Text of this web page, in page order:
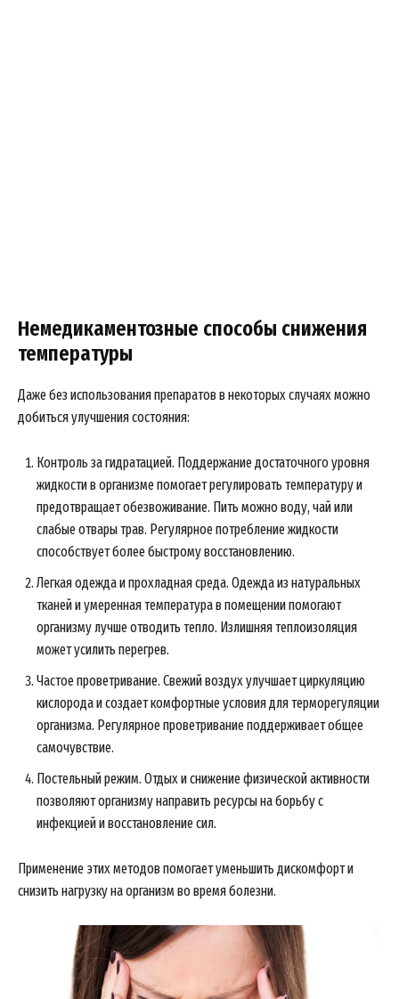
Немедикаментозные способы снижения
температуры
Даже без использования препаратов в некоторых случаях можно
добиться улучшения состояния:
Контроль за гидратацией. Поддержание достаточного уровня
жидкости в организме помогает регулировать температуру и
предотвращает обезвоживание. Пить можно воду, чай или
слабые отвары трав. Регулярное потребление жидкости
способствует более быстрому восстановлению.
Легкая одежда и прохладная среда. Одежда из натуральных
тканей и умеренная температура в помещении помогают
организму лучше отводить тепло. Излишняя теплоизоляция
может усилить перегрев.
Частое проветривание. Свежий воздух улучшает циркуляцию
кислорода и создает комфортные условия для терморегуляции
организма. Регулярное проветривание поддерживает общее
самочувствие.
Постельный режим. Отдых и снижение физической активности
позволяют организму направить ресурсы на борьбу с
инфекцией и восстановление сил.
Применение этих методов помогает уменьшить дискомфорт и
снизить нагрузку на организм во время болезни.